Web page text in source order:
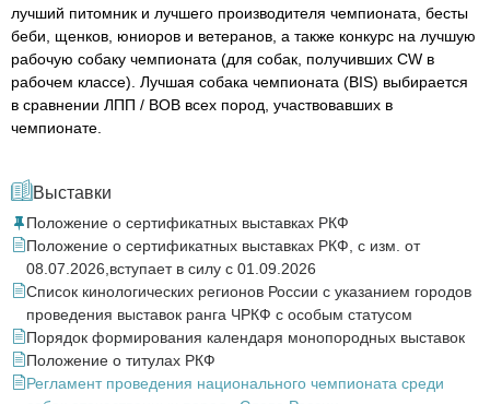
лучший питомник и лучшего производителя чемпионата, бесты
беби, щенков, юниоров и ветеранов, а также конкурс на лучшую
рабочую собаку чемпионата (для собак, получивших CW в
рабочем классе). Лучшая собака чемпионата (BIS) выбирается
в сравнении ЛПП / BOB всех пород, участвовавших в
чемпионате.
Выставки
Положение о сертификатных выставках РКФ
Положение о сертификатных выставках РКФ, с изм. от
08.07.2026,вступает в силу с 01.09.2026
Список кинологических регионов России с указанием городов
проведения выставок ранга ЧРКФ с особым статусом
Порядок формирования календаря монопородных выставок
Положение о титулах РКФ
Регламент проведения национального чемпионата среди